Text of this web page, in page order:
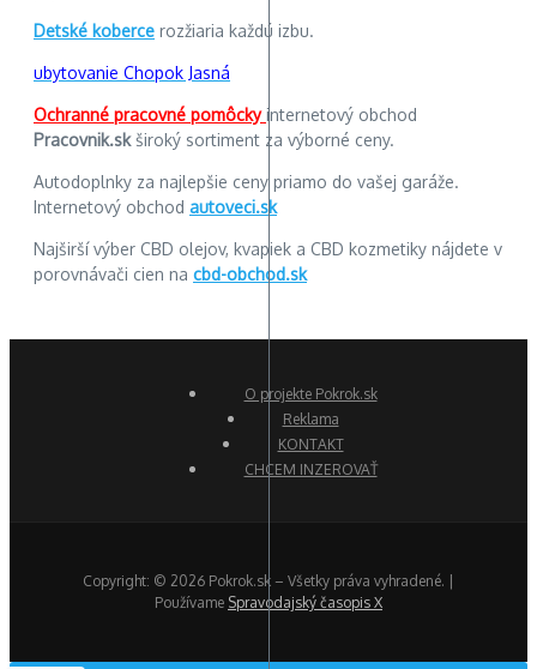
Detské koberce rozžiaria každú izbu.
ubytovanie Chopok Jasná
Ochranné pracovné pomôckyinternetový obchod
Pracovnik.skširoký sortiment za výborné ceny.
Autodoplnky za najlepšie ceny priamo do vašej garáže.
Internetový obchod autoveci.sk
Najširší výber CBD olejov, kvapiek a CBD kozmetiky nájdete v
porovnávači cien na cbd-obchod.sk
O projekte Pokrok.sk
Reklama
KONTAKT
CHCEM INZEROVAŤ
Copyright: © 2026 Pokrok.sk – Všetky práva vyhradené. |
Používame Spravodajský časopis X